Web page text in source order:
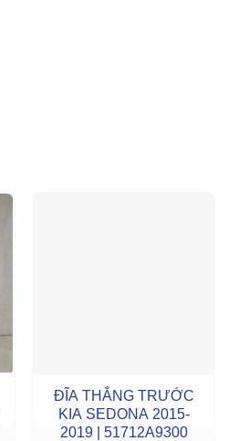
ĐĨA THẮNG TRƯỚC
KIA SEDONA 2015-
2019 | 51712A9300